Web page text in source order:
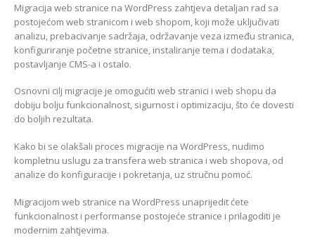
Migracija web stranice na WordPress zahtjeva detaljan rad sa
postojećom web stranicom i web shopom, koji može uključivati
analizu, prebacivanje sadržaja, održavanje veza između stranica,
konfiguriranje početne stranice, instaliranje tema i dodataka,
postavljanje CMS-a i ostalo.
Osnovni cilj migracije je omogućiti web stranici i web shopu da
dobiju bolju funkcionalnost, sigurnost i optimizaciju, što će dovesti
do boljih rezultata.
Kako bi se olakšali proces migracije na WordPress, nudimo
kompletnu uslugu za transfera web stranica i web shopova, od
analize do konfiguracije i pokretanja, uz stručnu pomoć.
Migracijom web stranice na WordPress unaprijedit ćete
funkcionalnost i performanse postojeće stranice i prilagoditi je
modernim zahtjevima.